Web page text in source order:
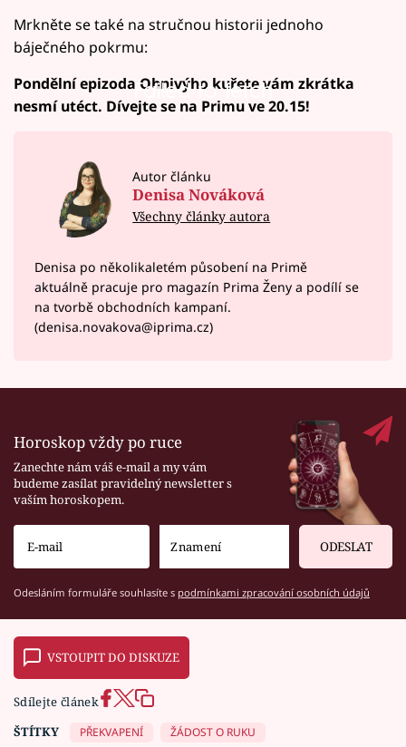
Mrkněte se také na stručnou historii jednoho
báječného pokrmu:
Failed to fetch
Pondělní epizoda Ohnivýho kuřete vám zkrátka
nesmí utéct. Dívejte se na Primu ve 20.15!
Autor článku
Denisa Nováková
Všechny články autora
Denisa po několikaletém působení na Primě
aktuálně pracuje pro magazín Prima Ženy a podílí se
na tvorbě obchodních kampaní.
(denisa.novakova@iprima.cz)
Horoskop vždy po ruce
Zanechte nám váš e-mail a my vám
budeme zasílat pravidelný newsletter s
vaším horoskopem.
ODESLAT
Odesláním formuláře souhlasíte s podmínkami zpracování osobních údajů
VSTOUPIT DO DISKUZE
Sdílejte článek
ŠTÍTKY
PŘEKVAPENÍ ŽÁDOST O RUKU